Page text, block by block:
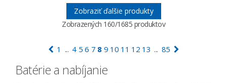
Zobraziť ďalšie produkty
Zobrazených 160/1685 produktov
1 ... 4 5 6 7 8 9 10 11 12 13 ... 85
Batérie a nabíjanie